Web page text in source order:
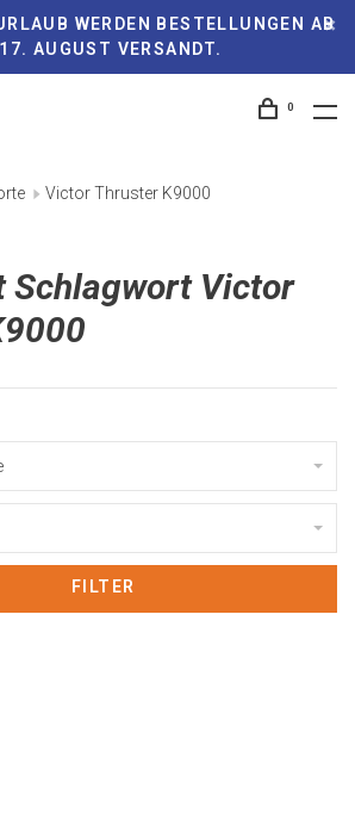
WERDEN BESTELLUNGEN AB
AUGUST VERSANDT.
0
Victor Thruster K9000
Victor
FILTER